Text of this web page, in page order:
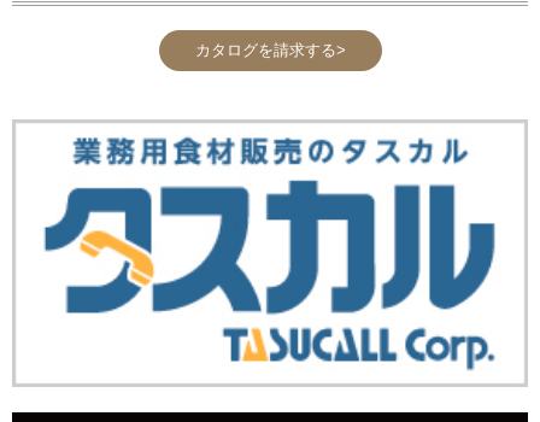
カタログを請求する>